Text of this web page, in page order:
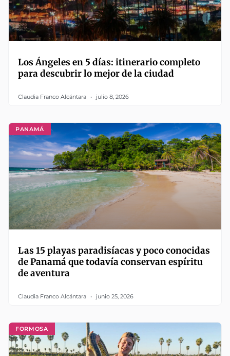
Los Ángeles en 5 días: itinerario completo
para descubrir lo mejor de la ciudad
Claudia Franco Alcántara julio 8, 2026
PANAMÁ
Las 15 playas paradisíacas y poco conocidas
de Panamá que todavía conservan espíritu
de aventura
Claudia Franco Alcántara junio 25, 2026
FORMOSA